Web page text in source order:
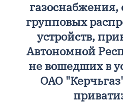
газоснабжения,
групповых
устройств,
Автономной
не вошедших в
ОАО